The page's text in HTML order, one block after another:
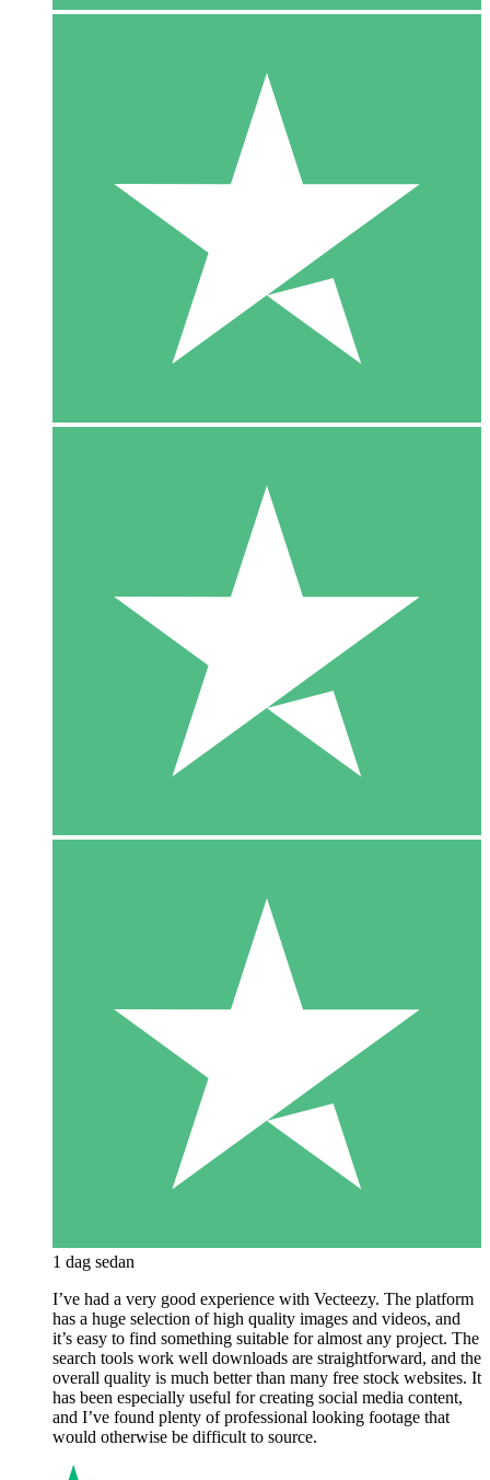
1 dag sedan
I’ve had a very good experience with Vecteezy. The platform
has a huge selection of high quality images and videos, and
it’s easy to find something suitable for almost any project. The
search tools work well downloads are straightforward, and the
overall quality is much better than many free stock websites. It
has been especially useful for creating social media content,
and I’ve found plenty of professional looking footage that
would otherwise be difficult to source.